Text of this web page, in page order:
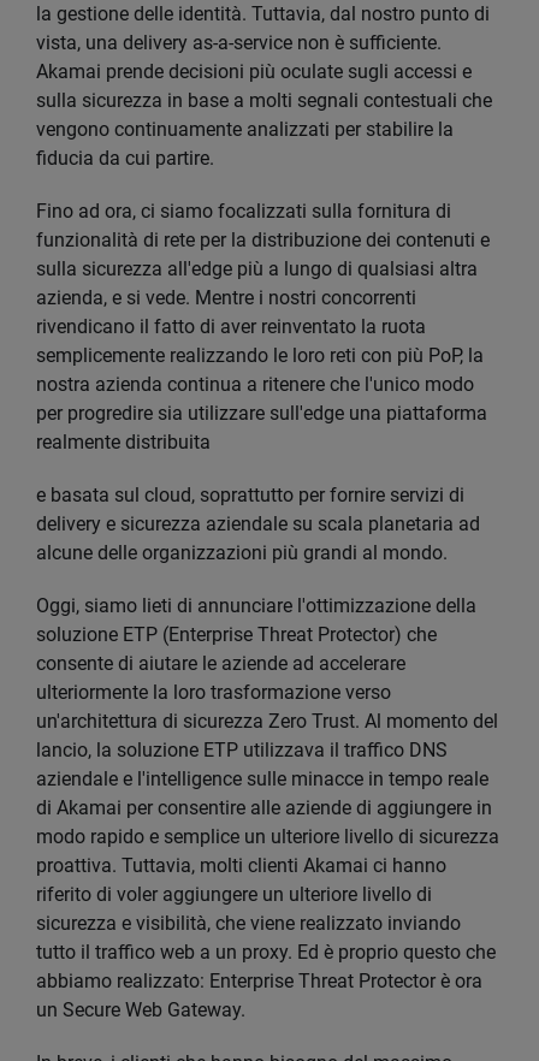
la gestione delle identità. Tuttavia, dal nostro punto di
vista, una delivery as-a-service non è sufficiente.
Akamai prende decisioni più oculate sugli accessi e
sulla sicurezza in base a molti segnali contestuali che
vengono continuamente analizzati per stabilire la
fiducia da cui partire.
Fino ad ora, ci siamo focalizzati sulla fornitura di
funzionalità di rete per la distribuzione dei contenuti e
sulla sicurezza all'edge più a lungo di qualsiasi altra
azienda, e si vede. Mentre i nostri concorrenti
rivendicano il fatto di aver reinventato la ruota
semplicemente realizzando le loro reti con più PoP, la
nostra azienda continua a ritenere che l'unico modo
per progredire sia utilizzare sull'edge una piattaforma
realmente distribuita
e basata sul cloud, soprattutto per fornire servizi di
delivery e sicurezza aziendale su scala planetaria ad
alcune delle organizzazioni più grandi al mondo.
Oggi, siamo lieti di annunciare l'ottimizzazione della
soluzione ETP (Enterprise Threat Protector) che
consente di aiutare le aziende ad accelerare
ulteriormente la loro trasformazione verso
un'architettura di sicurezza Zero Trust. Al momento del
lancio, la soluzione ETP utilizzava il traffico DNS
aziendale e l'intelligence sulle minacce in tempo reale
di Akamai per consentire alle aziende di aggiungere in
modo rapido e semplice un ulteriore livello di sicurezza
proattiva. Tuttavia, molti clienti Akamai ci hanno
riferito di voler aggiungere un ulteriore livello di
sicurezza e visibilità, che viene realizzato inviando
tutto il traffico web a un proxy. Ed è proprio questo che
abbiamo realizzato: Enterprise Threat Protector è ora
un Secure Web Gateway.